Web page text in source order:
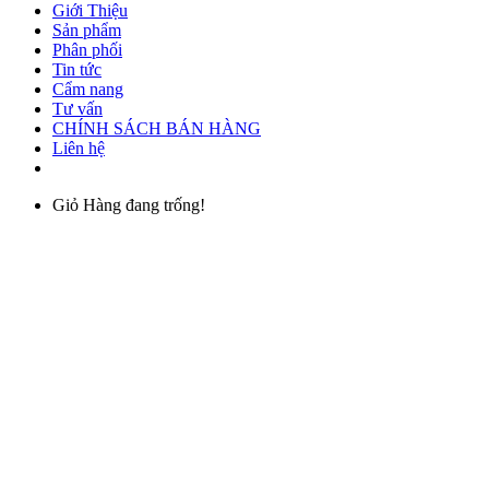
Giới Thiệu
Sản phẩm
Phân phối
Tin tức
Cẩm nang
Tư vấn
CHÍNH SÁCH BÁN HÀNG
Liên hệ
Giỏ Hàng đang trống!